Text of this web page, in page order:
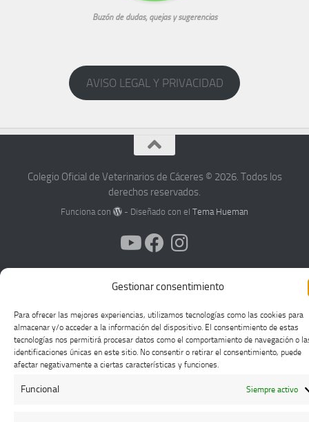
Gestionar consentimiento
Para ofrecer las mejores experiencias, utilizamos tecnologías como las cookies para
almacenar y/o acceder a la información del dispositivo. El consentimiento de estas
tecnologías nos permitirá procesar datos como el comportamiento de navegación o
identificaciones únicas en este sitio. No consentir o retirar el consentimiento, puede
afectar negativamente a ciertas características y funciones.
Funcional Siempre activo
Buzón de dudas, quejas y sugerencias
AVISO LEGAL Y PRIVACIDAD
Colegio Oficial de Veterinarios de Cáceres © 2026. Todos los
derechos reservados.
Funciona con - Diseñado con elTema Hueman